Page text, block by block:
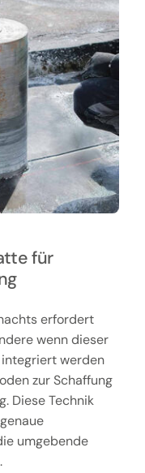
für
erfordert
wenn dieser
werden
zur Schaffung
Diese Technik
umgebende